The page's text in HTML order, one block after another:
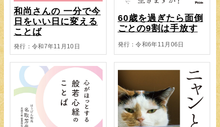
和尚さんの 一分で今
日をいい日に変える
ことば
発行：令和7年11月10日
60歳を過ぎたら面倒
ごとの9割は手放す
発行：令和6年11月06日